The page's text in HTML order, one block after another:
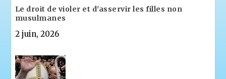
Le droit de violer et d'asservir les filles non
musulmanes
2 juin, 2026